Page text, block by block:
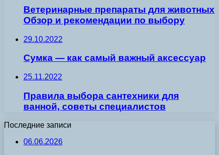
Ветеринарные препараты для животных
Обзор и рекомендации по выбору
29.10.2022
Сумка — как самый важный аксессуар
25.11.2022
Правила выбора сантехники для
ванной, советы специалистов
Последние записи
06.06.2026